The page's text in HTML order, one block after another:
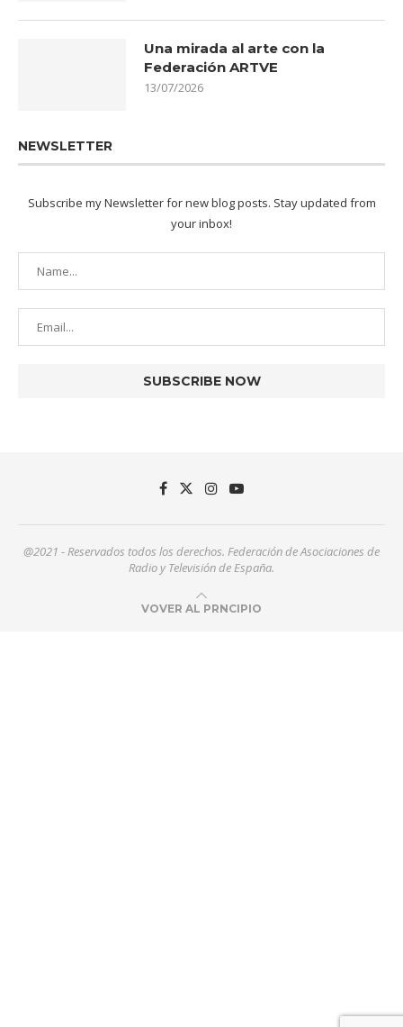
Una mirada al arte con la
Federación ARTVE
13/07/2026
NEWSLETTER
Subscribe my Newsletter for new blog posts. Stay updated from
your inbox!
@2021 - Reservados todos los derechos. Federación de Asociaciones de
Radio y Televisión de España.
VOVER AL PRNCIPIO